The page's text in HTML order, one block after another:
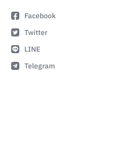
Facebook
Twitter
LINE
Telegram